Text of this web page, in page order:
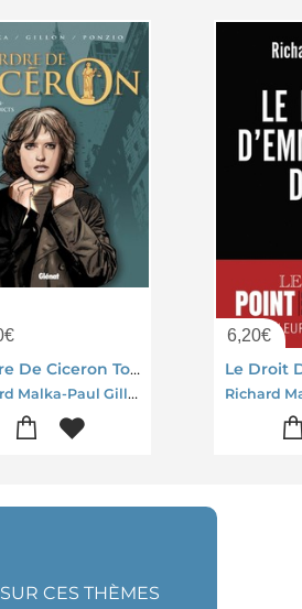
€
L'ordre De Ciceron Tome 4 ; Verdicts
Richard Malka-Paul Gillon-Jean-michel Ponzio
6,20€
Richard
CES THÈMES